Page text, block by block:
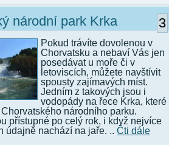
národní park Krka 3
Pokud trávíte dovolenou v
Chorvatsku a nebaví Vás jen
posedávat u moře či v
letoviscích, můžete navštívit
spousty zajímavých míst.
Jedním z takových jsou i
vodopády na řece Krka, které
národního parku.
přístupné po celý rok, i když nejvíce
údajně nachází na jaře. .. Čti dále